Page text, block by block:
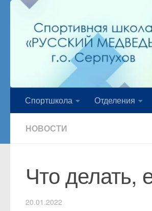
Спортшкола Отделения
НОВОСТИ
Что делать,
20.01.2022